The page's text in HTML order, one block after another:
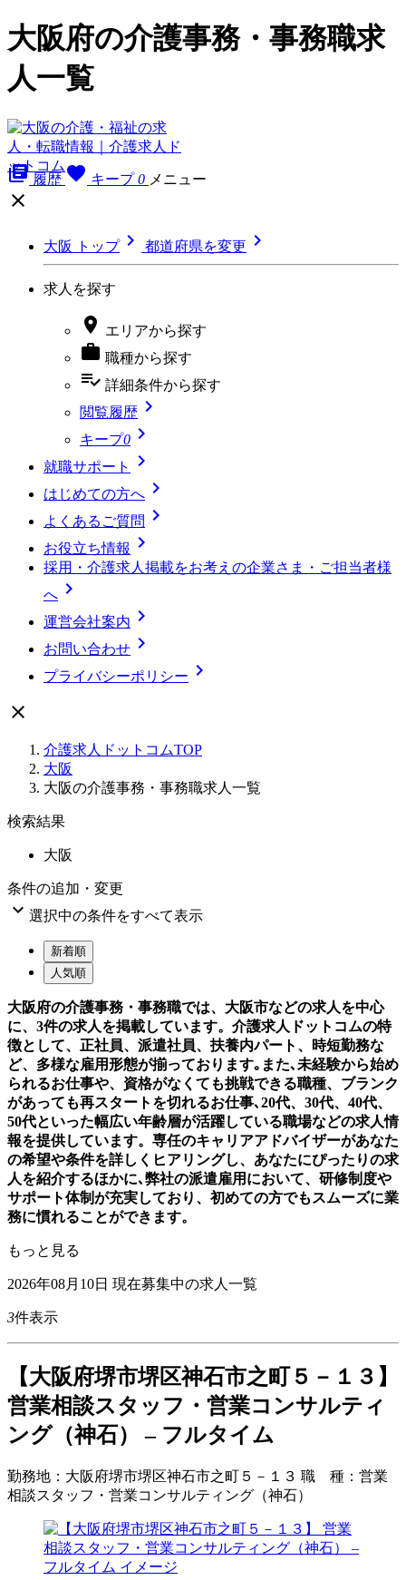
大阪府の介護事務・事務職求
人一覧
library_books 履歴 favorite キープ 0 メニュー

大阪 トップ 都道府県を変更 
求人を探す
 エリアから探す
 職種から探す
playlist_add_check 詳細条件から探す
閲覧履歴 
キープ0 
就職サポート 
はじめての方へ 
よくあるご質問 
お役立ち情報 
採用・介護求人掲載をお考えの企業さま・ご担当者様
へ 
運営会社案内 
お問い合わせ 
プライバシーポリシー 

介護求人ドットコムTOP
大阪
大阪の介護事務・事務職求人一覧
検索結果
大阪
条件の追加・変更
 選択中の条件をすべて表示
新着順
人気順
大阪府の介護事務・事務職では、大阪市などの求人を中心
に、3件の求人を掲載しています。介護求人ドットコムの特
徴として、正社員、派遣社員、扶養内パート、時短勤務な
ど、多様な雇用形態が揃っております｡また､未経験から始め
られるお仕事や、資格がなくても挑戦できる職種、ブランク
があっても再スタートを切れるお仕事､20代、30代、40代、
50代といった幅広い年齢層が活躍している職場などの求人情
報を提供しています。専任のキャリアアドバイザーがあなた
の希望や条件を詳しくヒアリングし、あなたにぴったりの求
人を紹介するほかに､弊社の派遣雇用において、研修制度や
サポート体制が充実しており、初めての方でもスムーズに業
務に慣れることができます。
もっと見る
2026年08月10日 現在募集中の求人一覧
3件表示
【大阪府堺市堺区神石市之町５－１３】
営業相談スタッフ・営業コンサルティ
ング（神石） – フルタイム
勤務地： 大阪府堺市堺区神石市之町５－１３ 職 種： 営業
相談スタッフ・営業コンサルティング（神石）